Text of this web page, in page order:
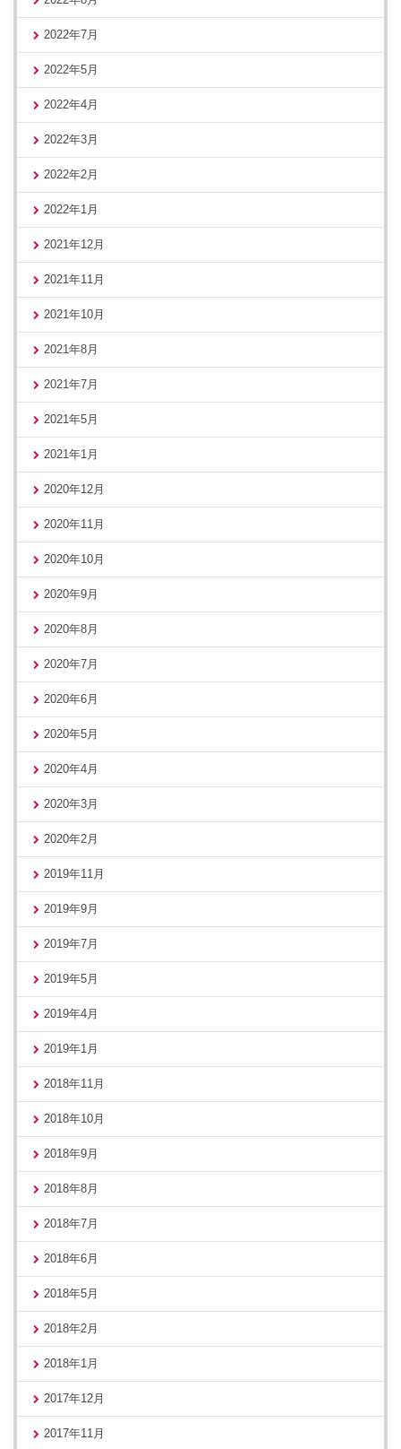
2022年7月
2022年5月
2022年4月
2022年3月
2022年2月
2022年1月
2021年12月
2021年11月
2021年10月
2021年8月
2021年7月
2021年5月
2021年1月
2020年12月
2020年11月
2020年10月
2020年9月
2020年8月
2020年7月
2020年6月
2020年5月
2020年4月
2020年3月
2020年2月
2019年11月
2019年9月
2019年7月
2019年5月
2019年4月
2019年1月
2018年11月
2018年10月
2018年9月
2018年8月
2018年7月
2018年6月
2018年5月
2018年2月
2018年1月
2017年12月
2017年11月